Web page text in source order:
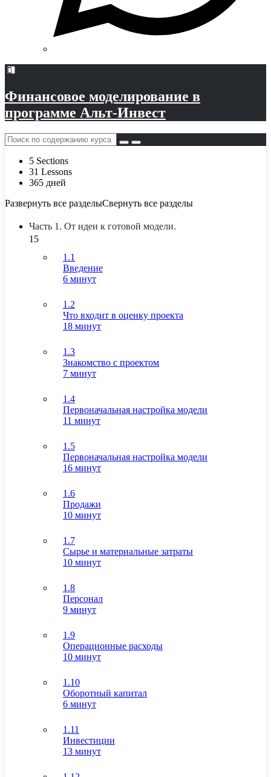
Финансовое моделирование в
программе Альт-Инвест
5 Sections
31 Lessons
365 дней
Развернуть все разделыСвернуть все разделы
Часть 1. От идеи к готовой модели.
15
1.1
Введение
6 минут
1.2
Что входит в оценку проекта
18 минут
1.3
Знакомство с проектом
7 минут
1.4
Первоначальная настройка модели
11 минут
1.5
Первоначальная настройка модели
16 минут
1.6
Продажи
10 минут
1.7
Сырье и материальные затраты
10 минут
1.8
Персонал
9 минут
1.9
Операционные расходы
10 минут
1.10
Оборотный капитал
6 минут
1.11
Инвестиции
13 минут